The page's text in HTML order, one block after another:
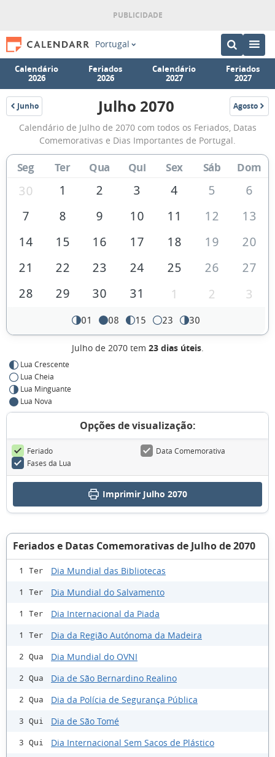
Portugal
Calendário
2026
Feriados
2026
Calendário
2027
Feriados
2027
Junho
2070
Calendário
de
Julho
de
2070
Julho 2070 Agosto
2070
Calendário de Julho de 2070 com todos os Feriados, Datas
Comemorativas e Dias Importantes de Portugal.
Seg Ter Qua Qui Sex Sáb Dom
30 1 2 3 4 5
6
7
8 9 10 11 12
13
14
15 16 17 18 19
20
21
22 23 24 25 26
27
28
29 30 31 1 2 3
01 08 15 23 30
Julho de 2070 tem 23 dias úteis.
Lua Crescente
Lua Cheia
Lua Minguante
Lua Nova
Opções de visualização:
Feriado
Data Comemorativa
Fases da Lua
Imprimir Julho 2070
Feriados e Datas Comemorativas de Julho de 2070
1 Ter Dia Mundial das Bibliotecas
1 Ter Dia Mundial do Salvamento
1 Ter Dia Internacional da Piada
1 Ter Dia da Região Autónoma da Madeira
2 Qua Dia Mundial do OVNI
2 Qua Dia de São Bernardino Realino
2 Qua Dia da Polícia de Segurança Pública
3 Qui Dia de São Tomé
3 Qui Dia Internacional Sem Sacos de Plástico